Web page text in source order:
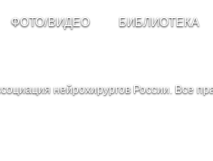
ФОТО/ВИДЕО БИБЛИОТЕКА
нейрохирургов России. Все